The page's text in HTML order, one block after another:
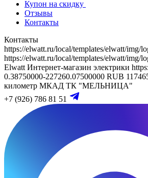
Купон на скидку
Отзывы
Контакты
Контакты
https://elwatt.ru/local/templates/elwatt/img/
https://elwatt.ru/local/templates/elwatt/img/
Elwatt Интернет-магазин электрики
0.38750000-227260.07500000 RUB
километр МКАД ТК "МЕЛЬНИЦА"
+7 (926) 786 81 51